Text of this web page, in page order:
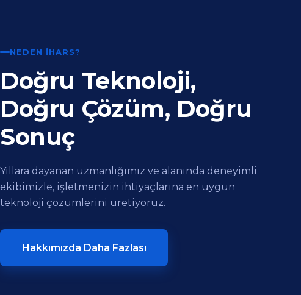
NEDEN İHARS?
Doğru Teknoloji,
Doğru Çözüm, Doğru
Sonuç
Yıllara dayanan uzmanlığımız ve alanında deneyimli
ekibimizle, işletmenizin ihtiyaçlarına en uygun
teknoloji çözümlerini üretiyoruz.
Hakkımızda Daha Fazlası